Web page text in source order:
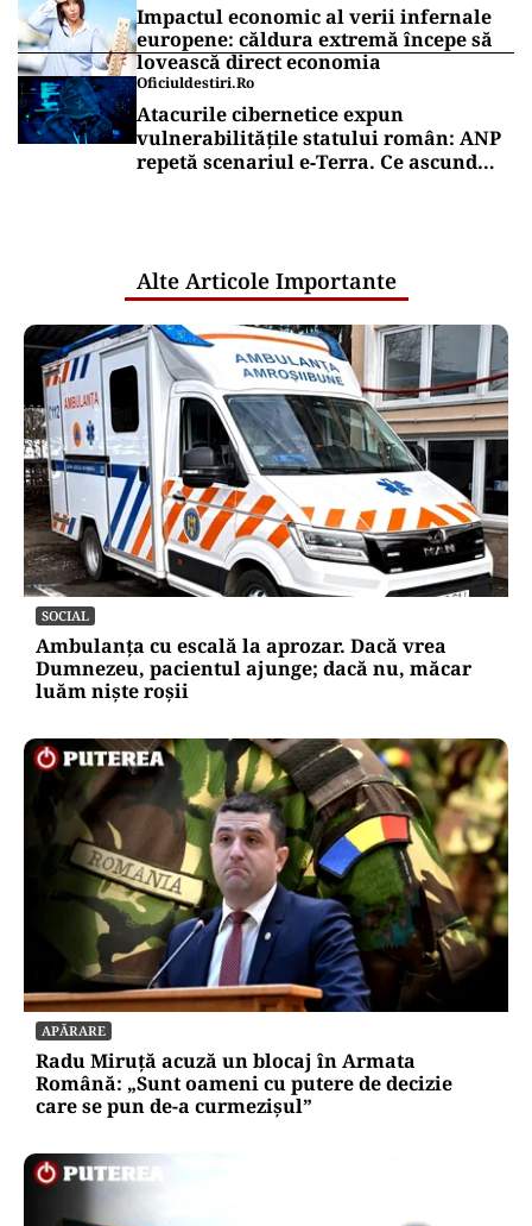
Impactul economic al verii infernale
europene: căldura extremă începe să
lovească direct economia
Oficiuldestiri.ro
Atacurile cibernetice expun
vulnerabilitățile statului român: ANP
repetă scenariul e‑Terra. Ce ascund
Alte Articole Importante
SOCIAL
Ambulanța cu escală la aprozar. Dacă vrea
Dumnezeu, pacientul ajunge; dacă nu, măcar
luăm niște roșii
APĂRARE
Radu Miruță acuză un blocaj în Armata
Română: „Sunt oameni cu putere de decizie
care se pun de-a curmezișul”